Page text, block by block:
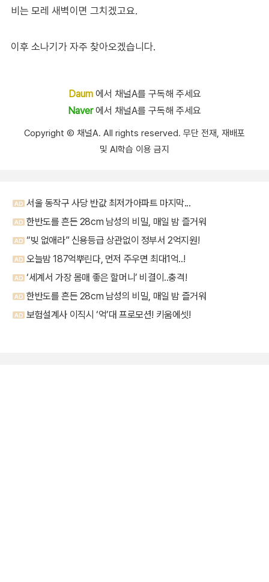
비는 모레 새벽이면 그치겠고요.
이후 소나기가 자주 찾아오겠습니다.
Daum에서 채널A를 구독해 주세요
Naver에서 채널A를 구독해 주세요
Copyright Ⓒ 채널A. All rights reserved. 무단 전재, 재배포
및 AI학습 이용 금지